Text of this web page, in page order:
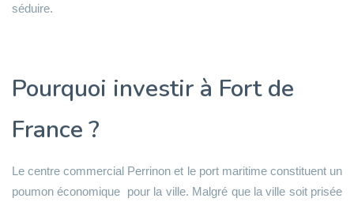
séduire.
Pourquoi investir à Fort de
France ?
Le centre commercial Perrinon et le port maritime constituent un
poumon économique pour la ville. Malgré que la ville soit prisée